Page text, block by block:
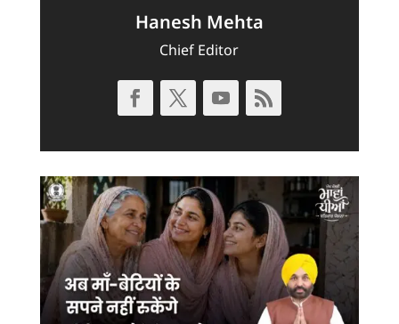
Hanesh Mehta
Chief Editor